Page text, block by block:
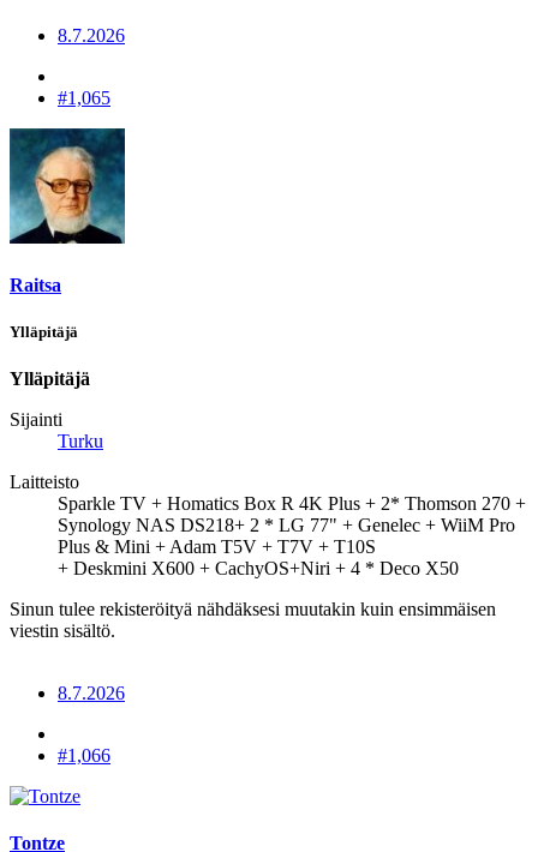
8.7.2026
#1,065
Raitsa
Ylläpitäjä
Ylläpitäjä
Sijainti
Turku
Laitteisto
Sparkle TV + Homatics Box R 4K Plus + 2* Thomson 270 +
Synology NAS DS218+ 2 * LG 77" + Genelec + WiiM Pro
Plus & Mini + Adam T5V + T7V + T10S
+ Deskmini X600 + CachyOS+Niri + 4 * Deco X50
Sinun tulee rekisteröityä nähdäksesi muutakin kuin ensimmäisen
viestin sisältö.
8.7.2026
#1,066
Tontze